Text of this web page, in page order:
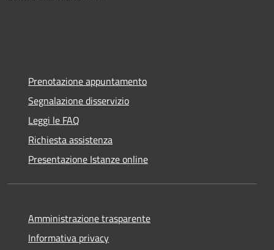
Prenotazione appuntamento
Segnalazione disservizio
Leggi le FAQ
Richiesta assistenza
Presentazione Istanze online
Amministrazione trasparente
Informativa privacy